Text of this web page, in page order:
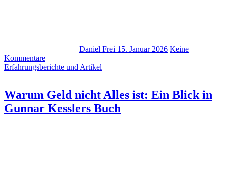
Daniel Frei 15. Januar 2026 Keine
Kommentare
Erfahrungsberichte und Artikel
Warum Geld nicht Alles ist: Ein Blick in
Gunnar Kesslers Buch